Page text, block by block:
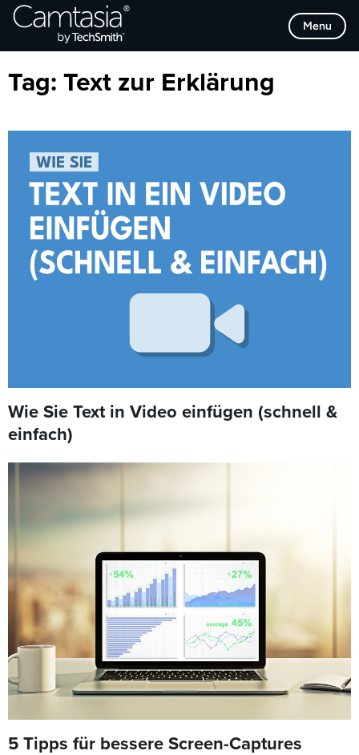
Direkt
zum
Menu
Browse Categories
Tag: Text zur Erklärung
Wie Sie Text in Video einfügen (schnell &
einfach)
5 Tipps für bessere Screen-Captures